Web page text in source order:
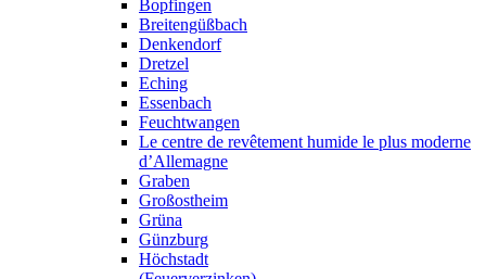
Bopfingen
Breitengüßbach
Denkendorf
Dretzel
Eching
Essenbach
Feuchtwangen
Le centre de revêtement humide le plus moderne
d’Allemagne
Graben
Großostheim
Grüna
Günzburg
Höchstadt